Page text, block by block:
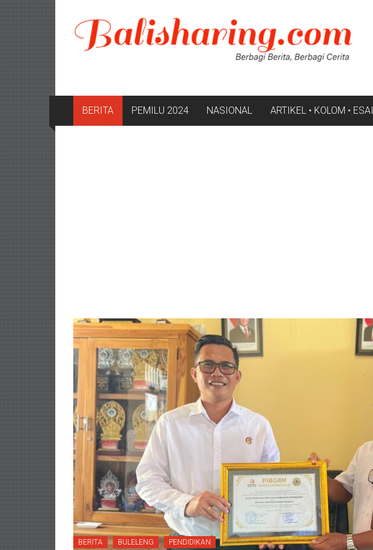
konten
BERITA PEMILU 2024 NASIONAL ARTIKEL • KOLOM • ESAI
BERITA BULELENG PENDIDIKAN